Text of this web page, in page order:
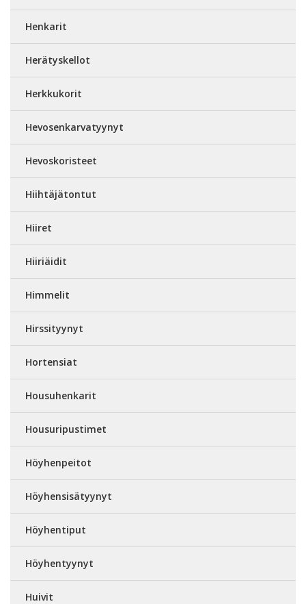
Henkarit
Herätyskellot
Herkkukorit
Hevosenkarvatyynyt
Hevoskoristeet
Hiihtäjätontut
Hiiret
Hiiriäidit
Himmelit
Hirssityynyt
Hortensiat
Housuhenkarit
Housuripustimet
Höyhenpeitot
Höyhensisätyynyt
Höyhentiput
Höyhentyynyt
Huivit